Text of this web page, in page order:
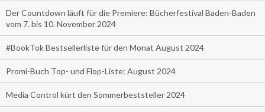
Der Countdown läuft für die Premiere: Bücherfestival Baden-Baden
vom 7. bis 10. November 2024
#BookTok Bestsellerliste für den Monat August 2024
Promi-Buch Top- und Flop-Liste: August 2024
Media Control kürt den Sommerbeststeller 2024